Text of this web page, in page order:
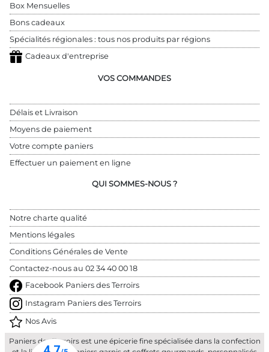
Box Mensuelles
Bons cadeaux
Spécialités régionales : tous nos produits par régions
Cadeaux d'entreprise
VOS COMMANDES
Délais et Livraison
Moyens de paiement
Votre compte paniers
Effectuer un paiement en ligne
QUI SOMMES-NOUS ?
Notre charte qualité
Mentions légales
Conditions Générales de Vente
Contactez-nous au 02 34 40 00 18
Facebook Paniers des Terroirs
Instagram Paniers des Terroirs
Nos Avis
Paniers des Terroirs est une épicerie fine spécialisée dans la confection